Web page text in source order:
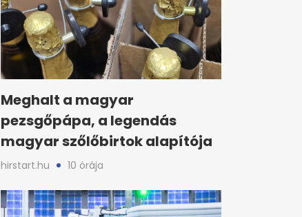
Meghalt a magyar
pezsgőpápa, a legendás
magyar szőlőbirtok alapítója
hirstart.hu 10 órája